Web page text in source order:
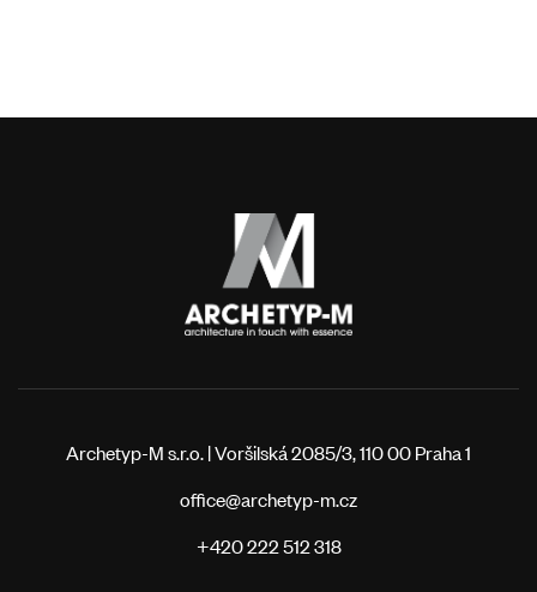
Archetyp-M s.r.o. | Voršilská 2085/3, 110 00 Praha 1
office@archetyp-m.cz
+420 222 512 318